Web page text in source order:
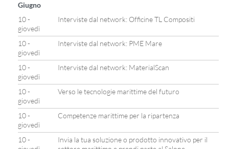
Giugno
10 -
giovedì
Interviste dal network: Officine TL Compositi
10 -
giovedì
Interviste dal network: PME Mare
10 -
giovedì
Interviste dal network: MaterialScan
10 -
giovedì
Verso le tecnologie marittime del futuro
10 -
giovedì
Competenze marittime per la ripartenza
10 -
Invia la tua soluzione o prodotto innovativo per il